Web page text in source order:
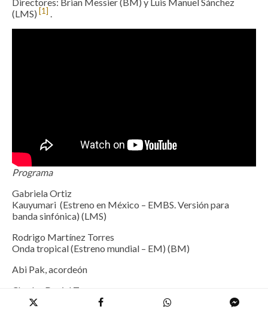
(LMS) [1] .
Programa
Gabriela Ortiz
Kauyumari (Estreno en México – EMBS. Versión para
banda sinfónica) (LMS)
Rodrigo Martínez Torres
Onda tropical (Estreno mundial – EM) (BM)
Abi Pak, acordeón
Charles Daniel Torres